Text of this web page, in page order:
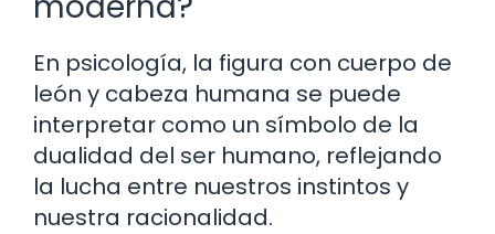
En psicología, la figura con cuerpo de
león y cabeza humana se puede
interpretar como un símbolo de la
dualidad del ser humano, reflejando
la lucha entre nuestros instintos y
nuestra racionalidad.